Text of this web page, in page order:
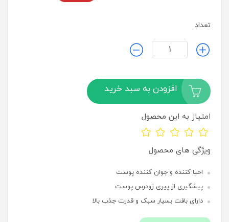
تعداد
افزودن به سبد خرید
امتیاز به این محصول
ویژگی های محصول
احیا کننده و جوان کننده پوست
پیشگیری از پیری زودرس پوست
دارای بافت بسیار سبک و قدرت جذب بالا